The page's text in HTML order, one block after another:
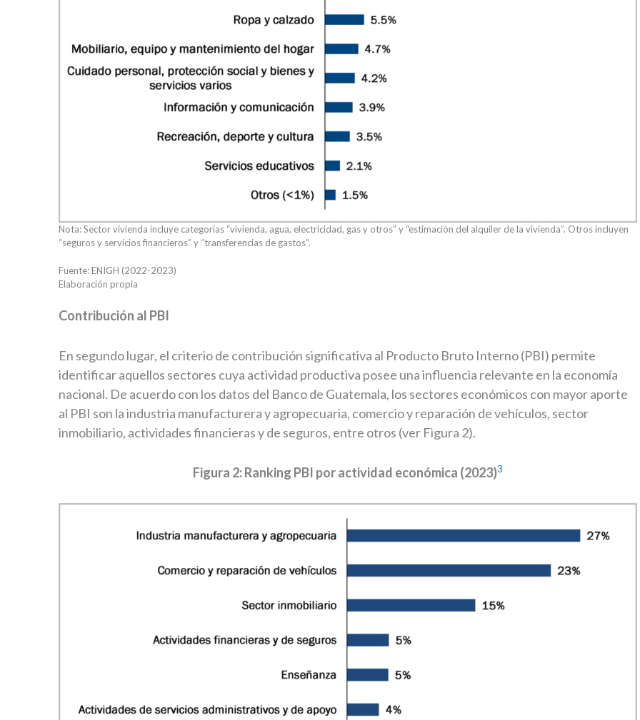
Nota: Sector vivienda incluye categorías “vivienda, agua, electricidad, gas y otros” y “estimación del alquiler de la vivienda”. Otros incluyen
“seguros y servicios financieros” y “transferencias de gastos”.
Fuente: ENIGH (2022-2023)
Elaboración propia
Contribución al PBI
En segundo lugar, el criterio de contribución significativa al Producto Bruto Interno (PBI) permite
identificar aquellos sectores cuya actividad productiva posee una influencia relevante en la economía
nacional. De acuerdo con los datos del Banco de Guatemala, los sectores económicos con mayor aporte
al PBI son la industria manufacturera y agropecuaria, comercio y reparación de vehículos, sector
inmobiliario, actividades financieras y de seguros, entre otros (ver Figura 2).
Figura 2: Ranking PBI por actividad económica (2023)3